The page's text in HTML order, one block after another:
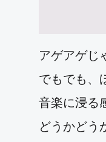
アゲアゲじ
でもでも、
音楽に浸る
どうかどう